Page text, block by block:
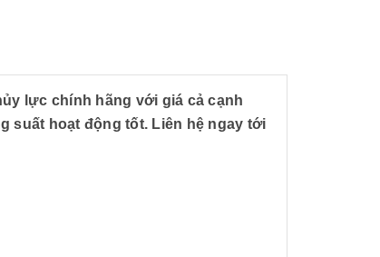
lực chính hãng với giá cả cạnh
suất hoạt động tốt. Liên hệ ngay tới